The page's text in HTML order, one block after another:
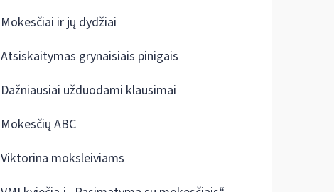
Mokesčiai ir jų dydžiai
Atsiskaitymas grynaisiais pinigais
Dažniausiai užduodami klausimai
Mokesčių ABC
Viktorina moksleiviams